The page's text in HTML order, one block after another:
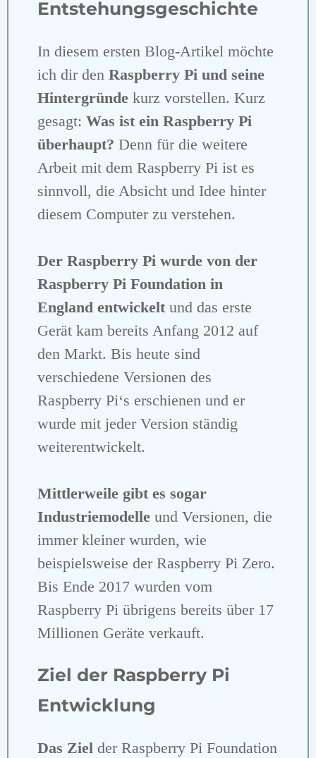
Entstehungsgeschichte
In diesem ersten Blog-Artikel möchte
ich dir den Raspberry Pi und seine
Hintergründe kurz vorstellen. Kurz
gesagt: Was ist ein Raspberry Pi
überhaupt? Denn für die weitere
Arbeit mit dem Raspberry Pi ist es
sinnvoll, die Absicht und Idee hinter
diesem Computer zu verstehen.
Der Raspberry Pi wurde von der
Raspberry Pi Foundation in
England entwickelt und das erste
Gerät kam bereits Anfang 2012 auf
den Markt. Bis heute sind
verschiedene Versionen des
Raspberry Pi‘s erschienen und er
wurde mit jeder Version ständig
weiterentwickelt.
Mittlerweile gibt es sogar
Industriemodelle und Versionen, die
immer kleiner wurden, wie
beispielsweise der Raspberry Pi Zero.
Bis Ende 2017 wurden vom
Raspberry Pi übrigens bereits über 17
Millionen Geräte verkauft.
Ziel der Raspberry Pi
Entwicklung
Das Ziel der Raspberry Pi Foundation